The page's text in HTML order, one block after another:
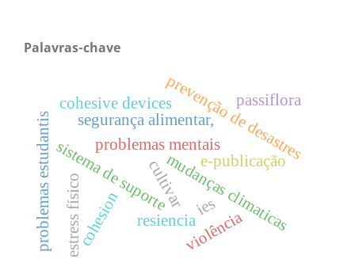
Palavras-chave
problemas mentais
sistema de suporte
segurança alimentar,
resiencia
prevenção de desastres
mudanças climaticas
estress físico
problemas estudantis violência
e-publicação
ies
cohesion
passiflora
cohesive devices
cultivar